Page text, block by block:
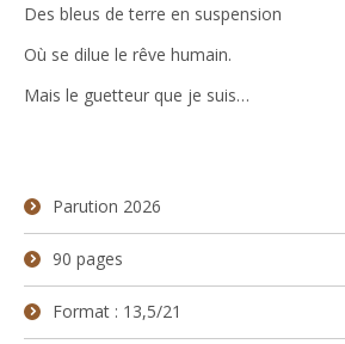
Des bleus de terre en suspension
Où se dilue le rêve humain.
Mais le guetteur que je suis…
Parution 2026
90 pages
Format : 13,5/21